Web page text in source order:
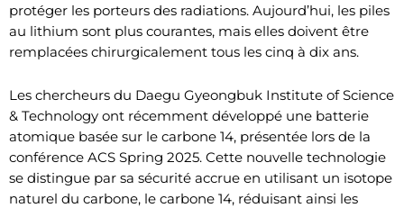
protéger les porteurs des radiations. Aujourd’hui, les piles
au lithium sont plus courantes, mais elles doivent être
remplacées chirurgicalement tous les cinq à dix ans.
Les chercheurs du Daegu Gyeongbuk Institute of Science
& Technology ont récemment développé une batterie
atomique basée sur le carbone 14, présentée lors de la
conférence ACS Spring 2025. Cette nouvelle technologie
se distingue par sa sécurité accrue en utilisant un isotope
naturel du carbone, le carbone 14, réduisant ainsi les